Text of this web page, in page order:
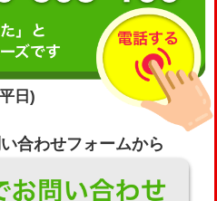
日)
合わせフォームから